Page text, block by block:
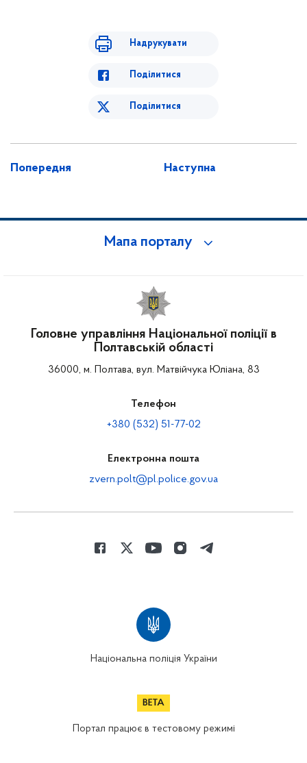
Надрукувати
Поділитися
Поділитися
Попередня Наступна
Мапа порталу
Головне управління Національної поліції в
Полтавській області
36000, м. Полтава, вул. Матвійчука Юліана, 83
Телефон
+380 (532) 51-77-02
Електронна пошта
zvern.polt@pl.police.gov.ua
Національна поліція України
Портал працює в тестовому режимі